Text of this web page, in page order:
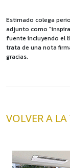
Estimado colega
adjunto como
fuente incluyendo el
trata de una nota
gracias.
VOLVER A LA